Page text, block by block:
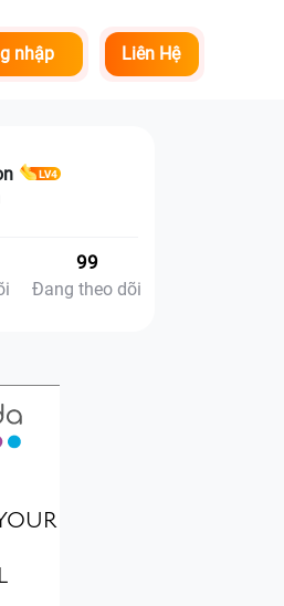
Liên Hệ
nhập
99
Đang theo dõi